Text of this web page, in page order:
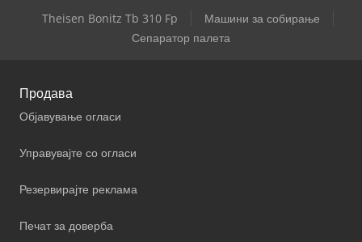
Theisen Bonitz Tb 310 Fp
Машини за собирање
Сепаратор палета
Продава
Објавување огласи
Управувајте со огласи
Резервирајте реклама
Печат за доверба